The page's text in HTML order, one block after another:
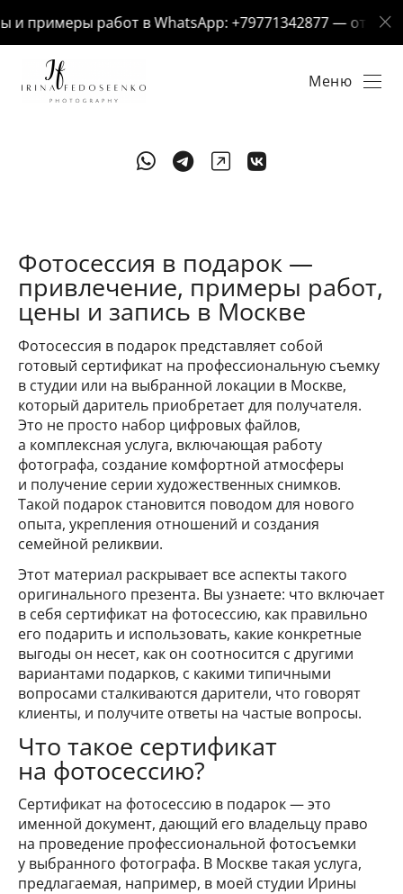
примеры работ в WhatsApp: +79771342877 — отвечу за
Меню
Фотосессия в подарок —
привлечение, примеры работ,
цены и запись в Москве
Фотосессия в подарок представляет собой
готовый сертификат на профессиональную съемку
в студии или на выбранной локации в Москве,
который даритель приобретает для получателя.
Это не просто набор цифровых файлов,
а комплексная услуга, включающая работу
фотографа, создание комфортной атмосферы
и получение серии художественных снимков.
Такой подарок становится поводом для нового
опыта, укрепления отношений и создания
семейной реликвии.
Этот материал раскрывает все аспекты такого
оригинального презента. Вы узнаете: что включает
в себя сертификат на фотосессию, как правильно
его подарить и использовать, какие конкретные
выгоды он несет, как он соотносится с другими
вариантами подарков, с какими типичными
вопросами сталкиваются дарители, что говорят
клиенты, и получите ответы на частые вопросы.
Что такое сертификат
на фотосессию?
Сертификат на фотосессию в подарок — это
именной документ, дающий его владельцу право
на проведение профессиональной фотосъемки
у выбранного фотографа. В Москве такая услуга,
предлагаемая, например, в моей студии Ирины